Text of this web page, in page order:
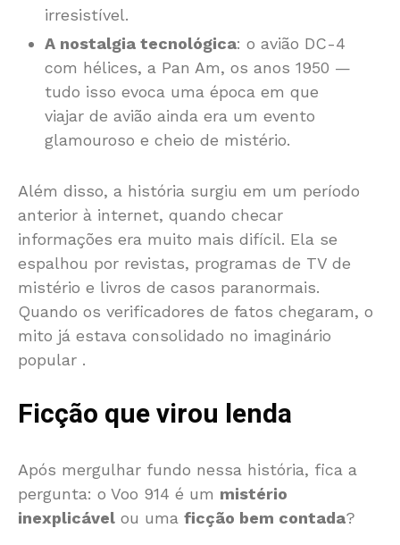
irresistível.
A nostalgia tecnológica: o avião DC-4
com hélices, a Pan Am, os anos 1950 —
tudo isso evoca uma época em que
viajar de avião ainda era um evento
glamouroso e cheio de mistério.
Além disso, a história surgiu em um período
anterior à internet, quando checar
informações era muito mais difícil. Ela se
espalhou por revistas, programas de TV de
mistério e livros de casos paranormais.
Quando os verificadores de fatos chegaram, o
mito já estava consolidado no imaginário
popular .
Ficção que virou lenda
Após mergulhar fundo nessa história, fica a
pergunta: o Voo 914 é um mistério
inexplicável ou uma ficção bem contada?